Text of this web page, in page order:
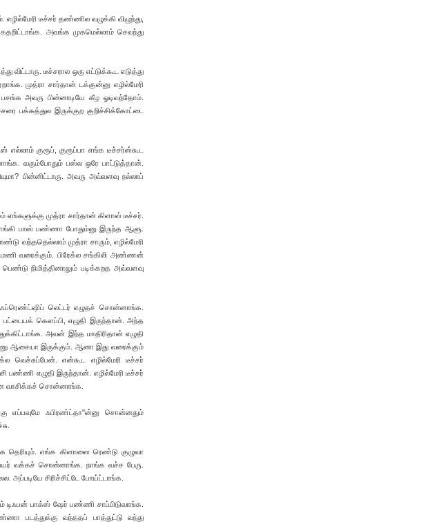
டீச்சர் தண்ணில வழுக்கி விழுந்து,
அவங்க முகமெல்லாம் செவந்து
விட்டாரு. டீச்சரால ஒரு எட்டுக்கூட எடுத்து
முத்ரா சார்தான் டக்குன்னு எழில்மேரி
அவரு பின்னாடியே கீழ ஓடிவந்தோம்.
பக்கத்துல இருக்குற குறிச்சிக்கோட்டை
குரூப், குரூப்பா எங்க டீச்சர்ஸ்கூட
வரும்போதும் பஸ்ல ஒரே பாட்டுத்தான்.
பின்னிட்டாரு. அவரு அவ்வளவு நல்லாப்
எங்களுக்கு முத்ரா சார்தான் கிளாஸ் டீச்சர்.
பாஸ் பண்ணா போதும்னு இருந்த ஆளு.
வந்ததெல்லாம் முத்ரா சாரும், எழில்மேரி
வரைக்கும். பிரேக்ல சங்கிலி அண்ணன்
நிமித்தினாலும் படிக்கறத அவ்வளவு
ஃப்ரெண்ட்ஷிப் லெட்டர் எழுதச் சொன்னாங்க.
பட்டையக் கெளப்பி, எழுதி இருந்தான். அந்த
அவன் இந்த மாதிரிதான் எழுதி
ஆசையா இருக்கும். ஆனா இது வரைக்கும்
வெச்சுப்பேன். என்கூட எழில்மேரி டீச்சர்
பண்ணி எழுதி இருந்தான். எழில்மேரி டீச்சர்
வாசிக்கச் சொன்னாங்க.
எப்பவுமே ஃபிரண்ட்தா"ன்னு சொன்னதும்
தெரியும். எங்க கிளாஸை ரெண்டு குழுவா
பெயர் வக்கச் சொன்னாங்க. நாங்க வச்ச பேரு.
அப்படியே சிரிச்சிட்டே போய்ட்டாங்க.
டிஃபன் பாக்ஸ் ஷேர் பண்ணி சாப்பிடுவாங்க.
படத்துக்கு வந்ததப் பாத்துட்டு வந்து